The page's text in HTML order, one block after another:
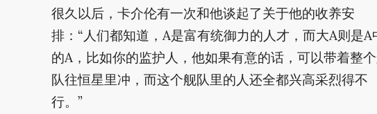
很久以后，卡介伦有一次和他谈起了关于他的收养安
排：“人们都知道，A是富有统御力的人才，而大A则是A
的A，比如你的监护人，他如果有意的话，可以带着整
队往恒星里冲，而这个舰队里的人还全都兴高采烈得不
行。”